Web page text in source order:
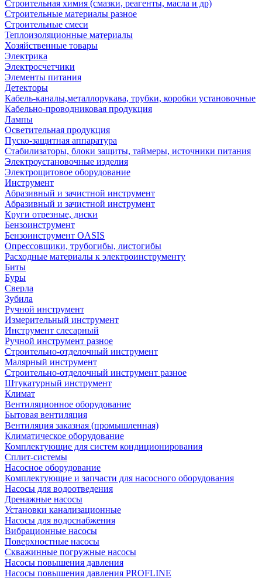
Строительная химия (смазки, реагенты, масла и др)
Строительные материалы разное
Строительные смеси
Теплоизоляционные материалы
Хозяйственные товары
Электрика
Электросчетчики
Элементы питания
Детекторы
Кабель-каналы,металлорукава, трубки, коробки установочные
Кабельно-проводниковая продукция
Лампы
Осветительная продукция
Пуско-защитная аппаратура
Стабилизаторы, блоки защиты, таймеры, источники питания
Электроустановочные изделия
Электрощитовое оборудование
Инструмент
Абразивный и зачистной инструмент
Абразивный и зачистной инструмент
Круги отрезные, диски
Бензоинструмент
Бензоинструмент OASIS
Опрессовщики, трубогибы, листогибы
Расходные материалы к электроинструменту
Биты
Буры
Сверла
Зубила
Ручной инструмент
Измерительный инструмент
Инструмент слесарный
Ручной инструмент разное
Строительно-отделочный инструмент
Малярный инструмент
Строительно-отделочный инструмент разное
Штукатурный инструмент
Климат
Вентиляционное оборудование
Бытовая вентиляция
Вентиляция заказная (промышленная)
Климатическое оборудование
Комплектующие для систем кондиционирования
Сплит-системы
Насосное оборудование
Комплектующие и запчасти для насосного оборудования
Насосы для водоотведения
Дренажные насосы
Установки канализационные
Насосы для водоснабжения
Вибрационные насосы
Поверхностные насосы
Скважинные погружные насосы
Насосы повышения давления
Насосы повышения давления PROFLINE